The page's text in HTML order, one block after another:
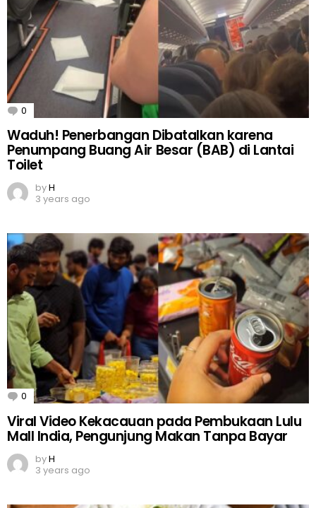
0
Waduh! Penerbangan Dibatalkan karena
Penumpang Buang Air Besar (BAB) di Lantai
Toilet
byH
3 years ago
0 Comments
Viral Video Kekacauan pada Pembukaan Lulu
Mall India, Pengunjung Makan Tanpa Bayar
byH
3 years ago